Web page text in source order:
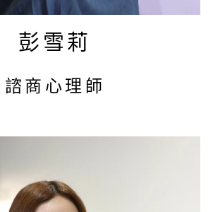
彭雪莉
諮商心理師